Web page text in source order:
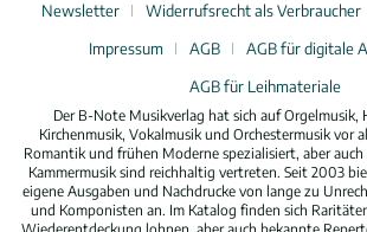
Newsletter
Widerrufsrecht als Verbraucher
Impressum
AGB
AGB für digitale
AGB für Leihmateriale
Der B-Note Musikverlag hat sich auf Orgelmusik,
Kirchenmusik, Vokalmusik und Orchestermusik vor
Romantik und frühen Moderne spezialisiert, aber
Kammermusik sind reichhaltig vertreten. Seit 2003
eigene Ausgaben und Nachdrucke von lange zu
und Komponisten an. Im Katalog finden sich